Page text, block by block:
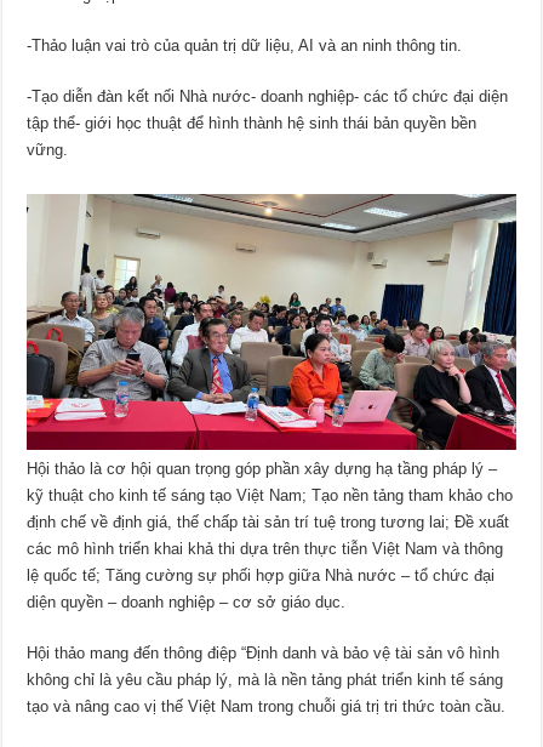
-Thảo luận vai trò của quản trị dữ liệu, AI và an ninh thông tin.
-Tạo diễn đàn kết nối Nhà nước- doanh nghiệp- các tổ chức đại diện
tập thể- giới học thuật để hình thành hệ sinh thái bản quyền bền
vững.
Hội thảo là cơ hội quan trọng góp phần xây dựng hạ tầng pháp lý –
kỹ thuật cho kinh tế sáng tạo Việt Nam; Tạo nền tảng tham khảo cho
định chế về định giá, thế chấp tài sản trí tuệ trong tương lai; Đề xuất
các mô hình triển khai khả thi dựa trên thực tiễn Việt Nam và thông
lệ quốc tế; Tăng cường sự phối hợp giữa Nhà nước – tổ chức đại
diện quyền – doanh nghiệp – cơ sở giáo dục.
Hội thảo mang đến thông điệp “Định danh và bảo vệ tài sản vô hình
không chỉ là yêu cầu pháp lý, mà là nền tảng phát triển kinh tế sáng
tạo và nâng cao vị thế Việt Nam trong chuỗi giá trị tri thức toàn cầu.